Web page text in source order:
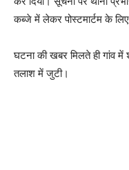
कब्जे में लेकर पोस्टमार्टम के
घटना की खबर मिलते ही गांव में
तलाश में जुटी।